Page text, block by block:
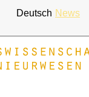
Deutsch News